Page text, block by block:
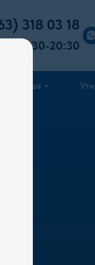
318 03 18
8:30-20:30
Аренда